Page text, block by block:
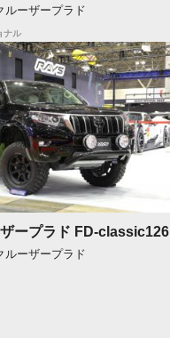
ルーザープラド
ナル
ープラド FD-classic126
ルーザープラド